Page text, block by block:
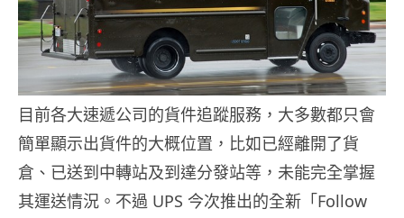
目前各大速遞公司的貨件追蹤服務，大多數都只會
簡單顯示出貨件的大概位置，比如已經離開了貨
倉、已送到中轉站及到達分發站等，未能完全掌握
其運送情況。不過 UPS 今次推出的全新「Follow